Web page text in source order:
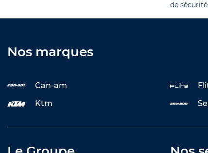
de
Nos marques
Can-am
Ktm